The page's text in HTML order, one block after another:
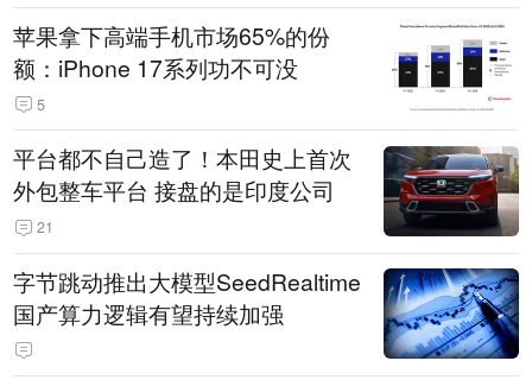
苹果拿下高端手机市场65%的份
额：iPhone 17系列功不可没
5
平台都不自己造了！本田史上首次
外包整车平台 接盘的是印度公司
21
字节跳动推出大模型SeedRealtime
国产算力逻辑有望持续加强